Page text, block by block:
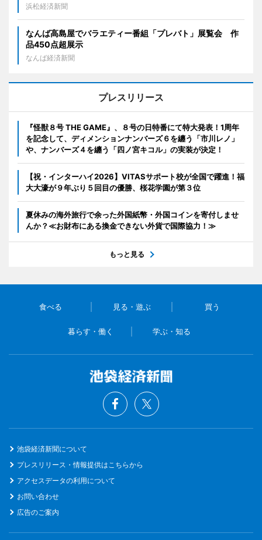
浜松経済新聞
なんば高島屋でバラエティー番組「プレバト」展覧会 作
品450点超展示
なんば経済新聞
プレスリリース
『怪獣８号 THE GAME』、８号の日特番にて特大発表！1周年
を記念して、ディメンションナンバーズ６を纏う「市川レノ」
や、ナンバーズ４を纏う「四ノ宮キコル」の実装が決定！
【祝・インターハイ2026】VITASサポート校が全国で躍進！福
大大濠が９年ぶり５回目の優勝、桜花学園が第３位
夏休みの海外旅行で余った外国紙幣・外国コインを寄付しませ
んか？≪お財布にある換金できない外貨で国際協力！≫
もっと見る
食べる 見る・遊ぶ 買う
暮らす・働く 学ぶ・知る
池袋経済新聞について
プレスリリース・情報提供はこちらから
アクセスデータの利用について
お問い合わせ
広告のご案内